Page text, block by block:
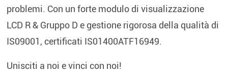
problemi. Con un forte modulo di visualizzazione
LCD R & Gruppo D e gestione rigorosa della qualità di
IS09001, certificati IS01400ATF16949.
Unisciti a noi e vinci con noi!